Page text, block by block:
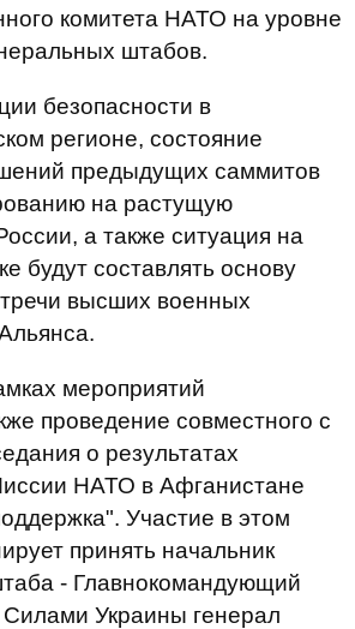
комитета НАТО на уровне
штабов.
безопасности в
регионе, состояние
предыдущих саммитов
на растущую
а также ситуация на
будут составлять основу
высших военных
мероприятий
проведение совместного с
о результатах
НАТО в Афганистане
Участие в этом
принять начальник
- Главнокомандующий
Украины генерал